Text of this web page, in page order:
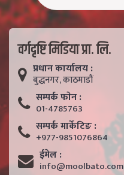
वर्गदृष्टि मिडिया प्रा. लि.
प्रधान कार्यालय :
बुद्धनगर, काठमाडाैं
सम्पर्क फाेन :
01-4785763
सम्पर्क मार्केटिङ :
+977-9851076864
ईमेल :
info@moolbato.com